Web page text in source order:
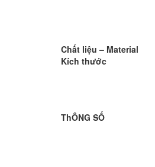
Chất liệu – Material
Kích thước
ThÔNG SỐ